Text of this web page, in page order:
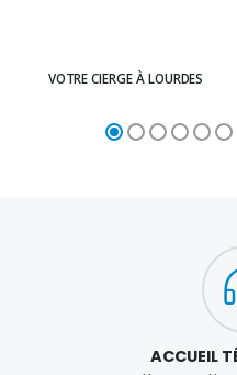
VOTRE CIERGE À LOURDES
ACCUEIL